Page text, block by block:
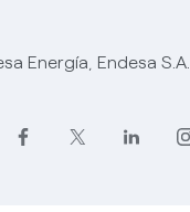
Energía, Endesa S.A.